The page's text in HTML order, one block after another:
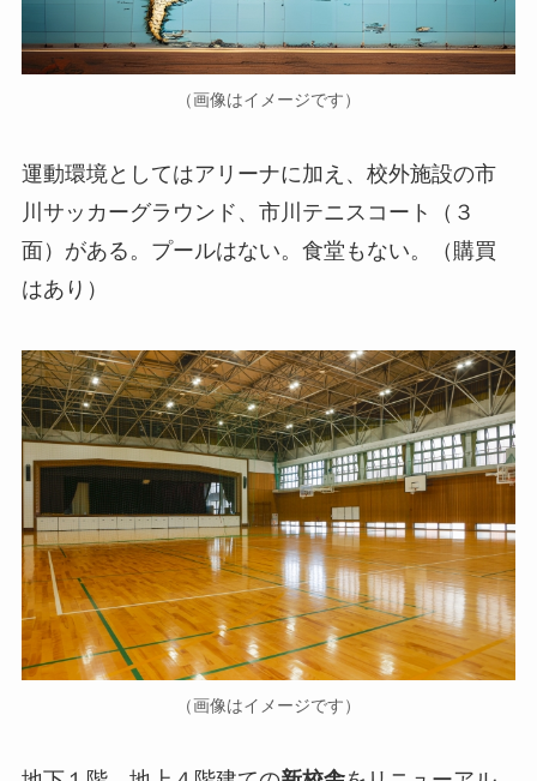
（画像はイメージです）
運動環境としてはアリーナに加え、校外施設の市
川サッカーグラウンド、市川テニスコート（３
面）がある。プールはない。食堂もない。（購買
はあり）
（画像はイメージです）